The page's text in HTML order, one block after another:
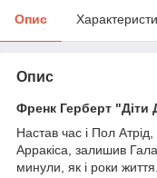
Опис
Опис
Френк Герберт "Діти
Настав час і Пол
Арракіса, залишив
минули, як і роки